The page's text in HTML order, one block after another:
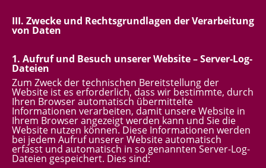
III. Zwecke und Rechtsgrundlagen der Verarbeitung
von Daten
1. Aufruf und Besuch unserer Website – Server-Log-
Dateien
Zum Zweck der technischen Bereitstellung der
Website ist es erforderlich, dass wir bestimmte, durch
Ihren Browser automatisch übermittelte
Informationen verarbeiten, damit unsere Website in
Ihrem Browser angezeigt werden kann und Sie die
Website nutzen können. Diese Informationen werden
bei jedem Aufruf unserer Website automatisch
erfasst und automatisch in so genannten Server-Log-
Dateien gespeichert. Dies sind: